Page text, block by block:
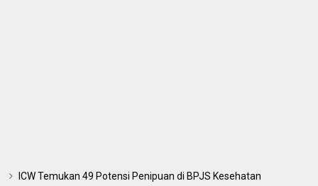
ICW Temukan 49 Potensi Penipuan di BPJS Kesehatan